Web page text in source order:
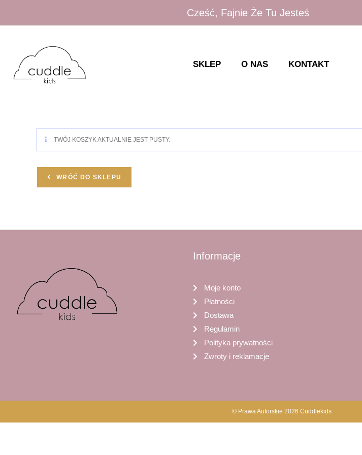
Cześć, Fajnie Że Tu Jesteś
SKLEP O NAS KONTAKT
TWÓJ KOSZYK AKTUALNIE JEST PUSTY.
WRÓĆ DO SKLEPU
Informacje
Moje konto
Płatności
Dostawa
Regulamin
Polityka prywatności
Zwroty i reklamacje
© Prawa Autorskie 2026 Cuddlekids